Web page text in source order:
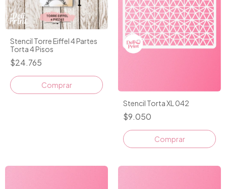
Stencil Torre Eiffel 4 Partes
Torta 4 Pisos
$24.765
Stencil Torta XL 042
$9.050